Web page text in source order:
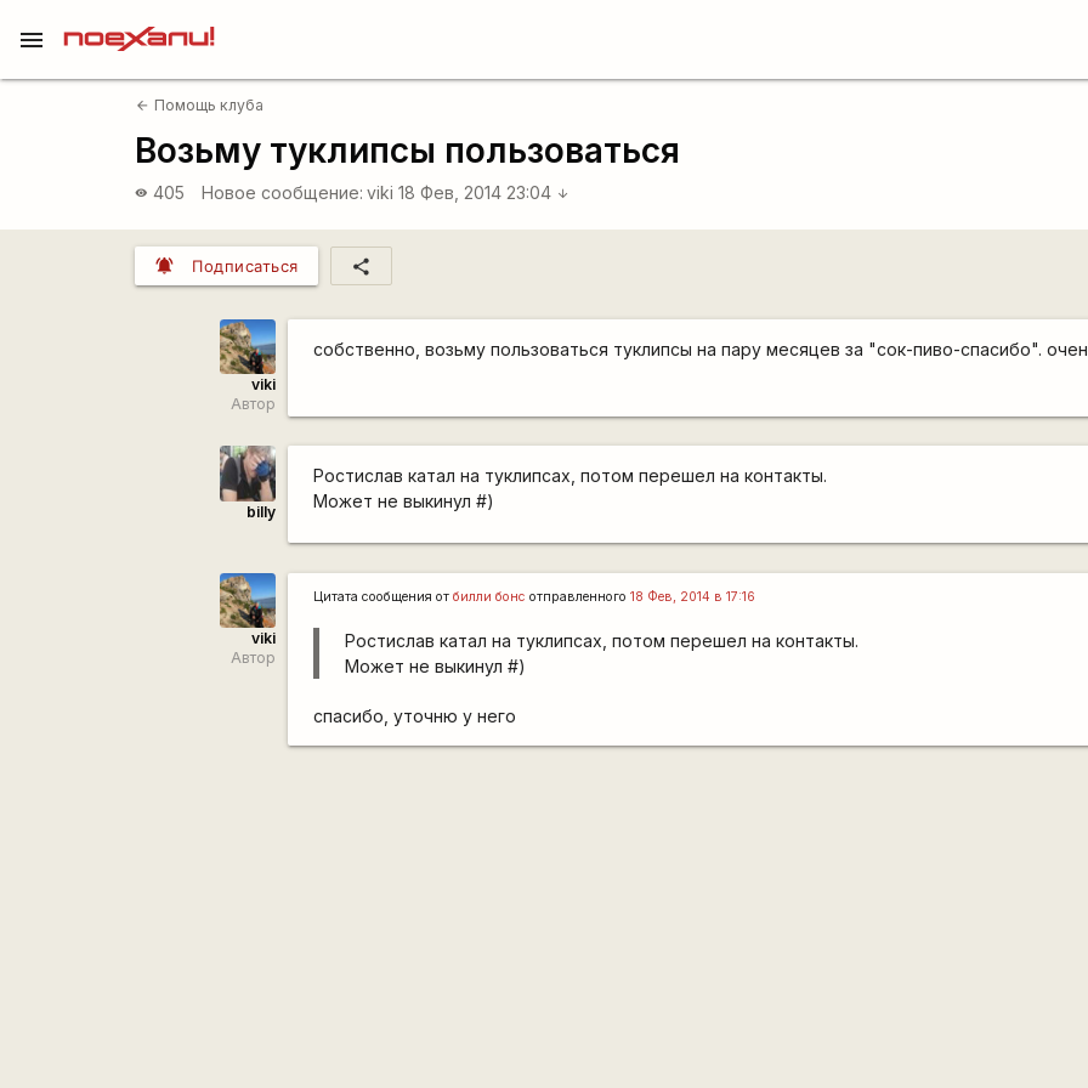
menu
arrow_back Помощь клуба
Возьму туклипсы пользоваться
visibility 405 Новое сообщение: viki 18 Фев, 2014 23:04 arrow_downward
notifications_active Подписаться share
viki
Автор
cобственно, возьму пользоваться туклипсы на пару месяцев за "сок-пиво-спасибо".
billy
Ростислав катал на туклипсах, потом перешел на контакты.
Может не выкинул #)
viki
Автор
Цитата сообщения отбилли бонс отправленного18 Фев, 2014 в 17:16
Ростислав катал на туклипсах, потом перешел на контакты.
Может не выкинул #)
спасибо, уточню у него